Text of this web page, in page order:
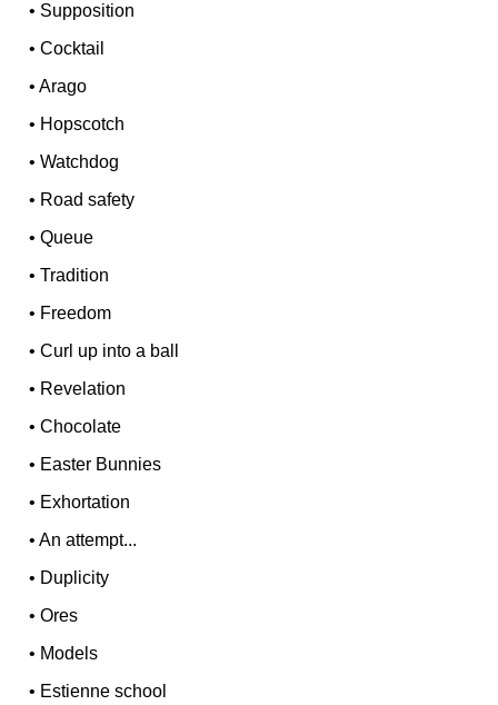
• Supposition
•Cocktail
•Arago
• Hopscotch
•Watchdog
• Road safety
•Queue
•Tradition
• Freedom
•Curl up into a ball
• Revelation
•Chocolate
• Easter Bunnies
• Exhortation
•An attempt...
• Duplicity
•Ores
• Models
• Estienne school